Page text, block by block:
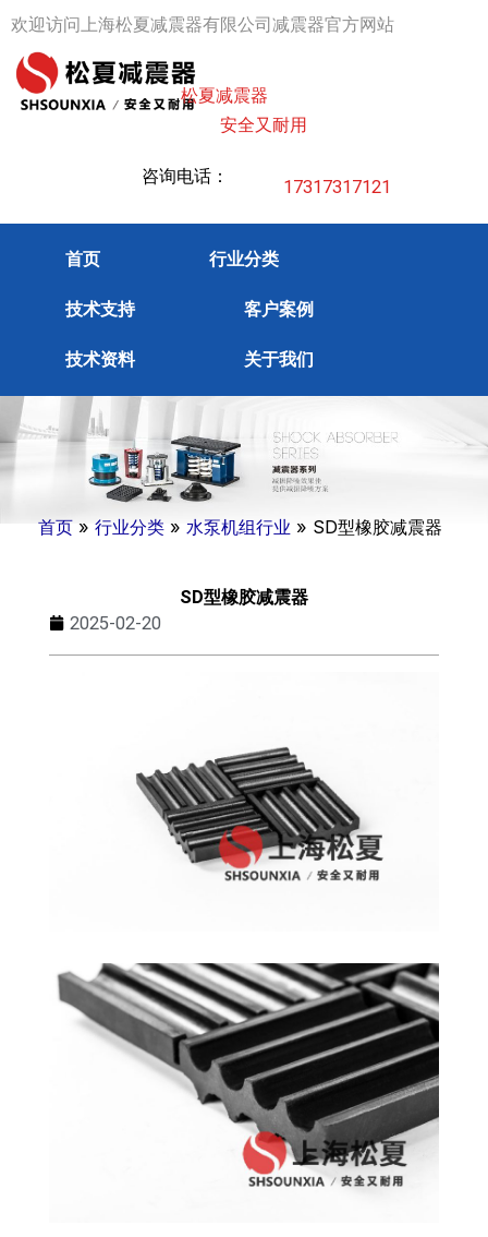
跳
欢迎访问上海松夏减震器有限公司减震器官方网站
松夏减震器
安全又耐用
咨询电话：
17317317121
首页 行业分类
技术支持 客户案例
技术资料 关于我们
首页 » 行业分类 » 水泵机组行业 » SD型橡胶减震器
SD型橡胶减震器
2025-02-20